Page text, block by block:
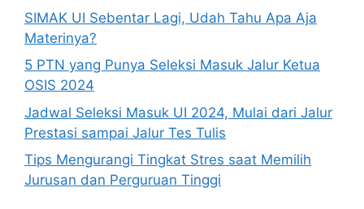
SIMAK UI Sebentar Lagi, Udah Tahu Apa Aja
Materinya?
5 PTN yang Punya Seleksi Masuk Jalur Ketua
OSIS 2024
Jadwal Seleksi Masuk UI 2024, Mulai dari Jalur
Prestasi sampai Jalur Tes Tulis
Tips Mengurangi Tingkat Stres saat Memilih
Jurusan dan Perguruan Tinggi